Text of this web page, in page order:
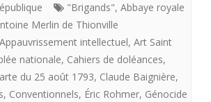
"Brigands", Abbaye royale
Merlin de Thionville
Appauvrissement intellectuel, Art Saint
nationale, Cahiers de doléances,
du 25 août 1793, Claude Baignière,
, Conventionnels, Éric Rohmer, Génocide